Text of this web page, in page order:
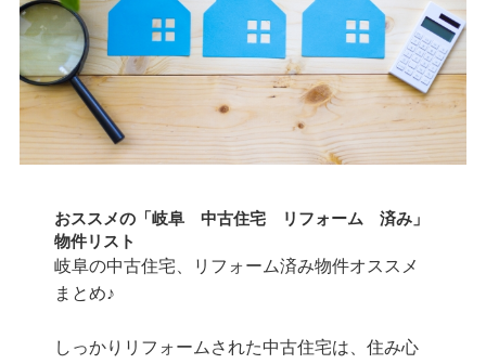
おススメの「岐阜 中古住宅 リフォーム 済み」
物件リスト
岐阜の中古住宅、リフォーム済み物件オススメ
まとめ♪
しっかりリフォームされた中古住宅は、住み心